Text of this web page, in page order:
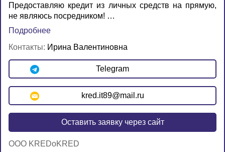
Предоставляю кредит из личных средств на прямую,
не являюсь посредником! …
Подробнее
Контакты: Ирина Валентиновна
Telegram
kred.it89@mail.ru
Оставить заявку через сайт
OOO KREDoKRED